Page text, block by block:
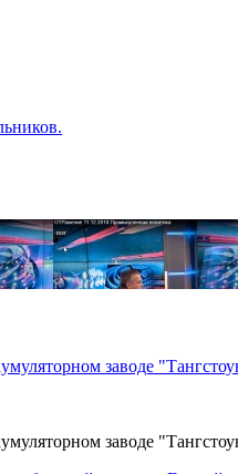
заводе
заводе